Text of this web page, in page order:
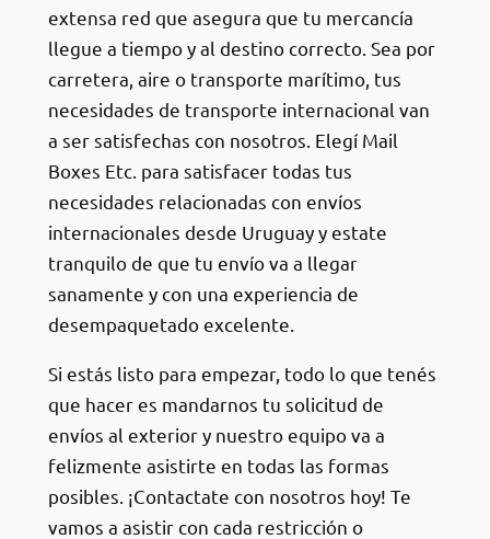
extensa red que asegura que tu mercancía
llegue a tiempo y al destino correcto. Sea por
carretera, aire o transporte marítimo, tus
necesidades de transporte internacional van
a ser satisfechas con nosotros. Elegí Mail
Boxes Etc. para satisfacer todas tus
necesidades relacionadas con envíos
internacionales desde Uruguay y estate
tranquilo de que tu envío va a llegar
sanamente y con una experiencia de
desempaquetado excelente.
Si estás listo para empezar, todo lo que tenés
que hacer es mandarnos tu solicitud de
envíos al exterior y nuestro equipo va a
felizmente asistirte en todas las formas
posibles. ¡Contactate con nosotros hoy! Te
vamos a asistir con cada restricción o